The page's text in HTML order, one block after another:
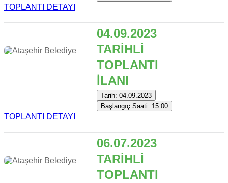
TOPLANTI DETAYI
04.09.2023
TARİHLİ
TOPLANTI
İLANI
Tarih: 04.09.2023
Başlangıç Saati: 15:00
TOPLANTI DETAYI
06.07.2023
TARİHLİ
TOPLANTI